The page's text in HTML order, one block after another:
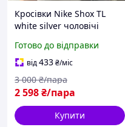
Кросівки Nike Shox TL
white silver чоловічі
стильні молодіжні 36 - 45
Готово до відправки
від433₴/міс
2 598₴/пара
3 000 ₴/пара
Купити